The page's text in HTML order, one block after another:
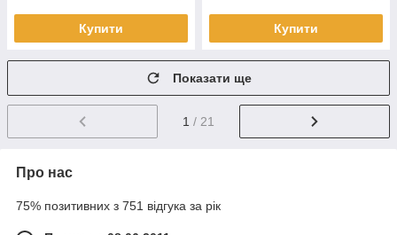
Купити Купити
Показати ще
1 / 21
Про нас
75% позитивних з 751 відгука за рік